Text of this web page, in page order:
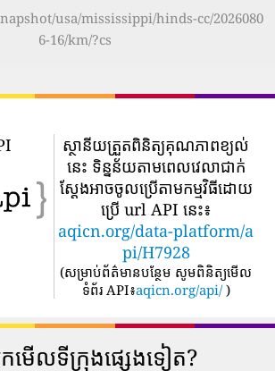
usa/mississippi/hinds-cc/2026080
6-16/km/?cs
ស្ថានីយត្រួតពិនិត្យគុណភាពខ្យល់
នេះ ទិន្នន័យតាមពេលវេលាជាក់
ស្តែងអាចចូលប្រើតាមកម្មវិធីដោយ
ប្រើ url API នេះ៖
aqicn.org/data-platform/a
pi/H7928
(សម្រាប់ព័ត៌មានបន្ថែម សូមពិនិត្យមើល
ទំព័រ API៖aqicn.org/api/ )
មើលទីក្រុងផ្សេងទៀត?